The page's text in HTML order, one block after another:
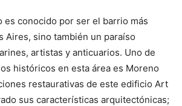
es conocido por ser el barrio más
Aires, sino también un paraíso
artistas y anticuarios. Uno de
históricos en esta área es Moreno
restaurativas de este edificio Art
sus características arquitectónicas;